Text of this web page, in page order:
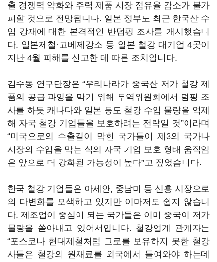
출 경쟁력 약화와 주력 제품 시장 점유율 감소가 불가
피할 것으로 전망됩니다. 일본 정부도 최근 한국산 수
입 강재에 대한 본격적인 반덤핑 조사를 개시했습니
다. 일본제철·고베제강소 등 일본 철강 대기업 4곳이
지난 4월 피해를 신고한 데 따른 조치입니다.
김수동 연구단장은 “우리나라가 중국산 저가 철강 제
품의 공급 과잉을 막기 위해 무역위원회에서 덤핑 조
사를 하듯 캐나다와 일본 등도 철강 수입 물량을 억제
해 자국 철강 기업들을 보호하려는 전략일 것”이라며
“미국으로의 수출길이 막힌 국가들이 제3의 국가나
시장의 수입을 막는 식의 자국 기업 보호 형태 움직임
은 앞으로 더 강화될 가능성이 높다”고 짚었습니다.
한국 철강 기업들은 아세안, 중남미 등 신흥 시장으로
의 다변화를 모색하고 있지만 이마저도 쉽지 않습니
다. 제조업이 중심이 되는 국가들은 이미 중국이 저가
물량을 쏟아내고 있어서입니다. 철강업계 관계자는
“포스코나 현대제철처럼 고로를 보유하지 못한 철강
사들은 철강의 원재료를 외국에서 들여와야 하는데